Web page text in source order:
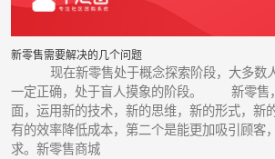
新零售需要解决的几个问题
现在新零售处于概念探索阶段，大多数
一定正确，处于盲人摸象的阶段。 新零售
面，运用新的技术，新的思维，新的形式，新
有的效率降低成本，第二个是能更加吸引顾客
求。新零售商城